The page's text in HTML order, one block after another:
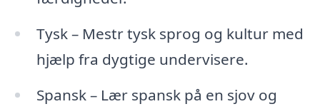
Tysk – Mestr tysk sprog og kultur med
hjælp fra dygtige undervisere.
Spansk – Lær spansk på en sjov og